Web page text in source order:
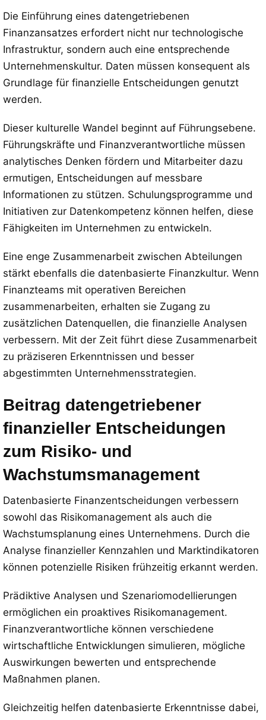
Die Einführung eines datengetriebenen
Finanzansatzes erfordert nicht nur technologische
Infrastruktur, sondern auch eine entsprechende
Unternehmenskultur. Daten müssen konsequent als
Grundlage für finanzielle Entscheidungen genutzt
werden.
Dieser kulturelle Wandel beginnt auf Führungsebene.
Führungskräfte und Finanzverantwortliche müssen
analytisches Denken fördern und Mitarbeiter dazu
ermutigen, Entscheidungen auf messbare
Informationen zu stützen. Schulungsprogramme und
Initiativen zur Datenkompetenz können helfen, diese
Fähigkeiten im Unternehmen zu entwickeln.
Eine enge Zusammenarbeit zwischen Abteilungen
stärkt ebenfalls die datenbasierte Finanzkultur. Wenn
Finanzteams mit operativen Bereichen
zusammenarbeiten, erhalten sie Zugang zu
zusätzlichen Datenquellen, die finanzielle Analysen
verbessern. Mit der Zeit führt diese Zusammenarbeit
zu präziseren Erkenntnissen und besser
abgestimmten Unternehmensstrategien.
Beitrag datengetriebener
finanzieller Entscheidungen
zum Risiko- und
Wachstumsmanagement
Datenbasierte Finanzentscheidungen verbessern
sowohl das Risikomanagement als auch die
Wachstumsplanung eines Unternehmens. Durch die
Analyse finanzieller Kennzahlen und Marktindikatoren
können potenzielle Risiken frühzeitig erkannt werden.
Prädiktive Analysen und Szenariomodellierungen
ermöglichen ein proaktives Risikomanagement.
Finanzverantwortliche können verschiedene
wirtschaftliche Entwicklungen simulieren, mögliche
Auswirkungen bewerten und entsprechende
Maßnahmen planen.
Gleichzeitig helfen datenbasierte Erkenntnisse dabei,